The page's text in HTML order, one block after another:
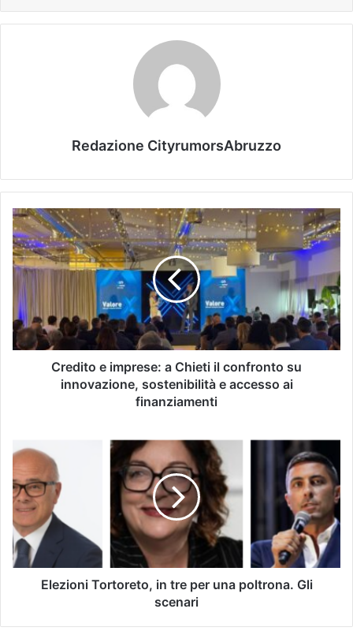
Redazione CityrumorsAbruzzo
Credito e imprese: a Chieti il confronto su
innovazione, sostenibilità e accesso ai
finanziamenti
Elezioni Tortoreto, in tre per una poltrona. Gli
scenari